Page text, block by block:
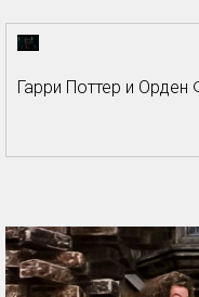
Гарри Поттер и Орден